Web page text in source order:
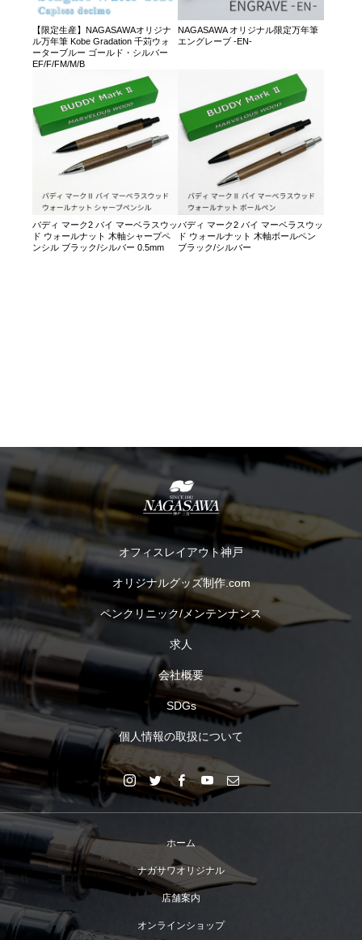
【限定生産】NAGASAWAオリジナ
ル万年筆 Kobe Gradation 千苅ウォ
ーターブルー ゴールド・シルバー
EF/F/FM/M/B
NAGASAWA オリジナル限定万年筆
エングレーブ -EN-
バディ マーク2 バイ マーベラスウッ
ド ウォールナット 木軸シャープペ
ンシル ブラック/シルバー 0.5mm
バディ マーク2 バイ マーベラスウッ
ド ウォールナット 木軸ボールペン
ブラック/シルバー
オフィスレイアウト神戸
オリジナルグッズ制作.com
ペンクリニック/メンテンナンス
求人
会社概要
SDGs
個人情報の取扱について
ホーム
ナガサワオリジナル
店舗案内
オンラインショップ